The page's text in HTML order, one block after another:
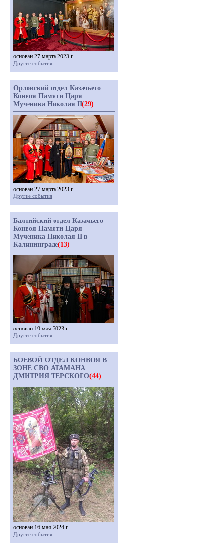
основан 27 марта 2023 г.
Другие события
Орловский отдел Казачьего
Конвоя Памяти Царя
Мученика Николая II(29)
основан 27 марта 2023 г.
Другие события
Балтийский отдел Казачьего
Конвоя Памяти Царя
Мученика Николая II в
Калининграде(13)
основан 19 мая 2023 г.
Другие события
БОЕВОЙ ОТДЕЛ КОНВОЯ В
ЗОНЕ СВО АТАМАНА
ДМИТРИЯ ТЕРСКОГО(44)
основан 16 мая 2024 г.
Другие события